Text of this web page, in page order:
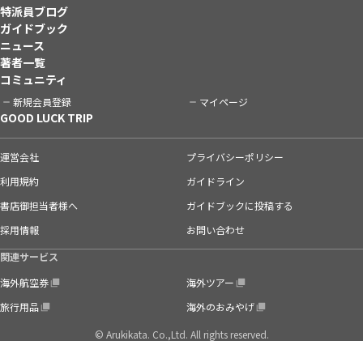
特派員ブログ
ガイドブック
ニュース
著者一覧
コミュニティ
新規会員登録 マイページ
GOOD LUCK TRIP
運営会社
プライバシーポリシー
利用規約
ガイドライン
書店御担当者様へ
ガイドブックに投稿する
採用情報
お問い合わせ
関連サービス
海外航空券
海外ツアー
旅行用品
海外のおみやげ
© Arukikata. Co.,Ltd. All rights reserved.